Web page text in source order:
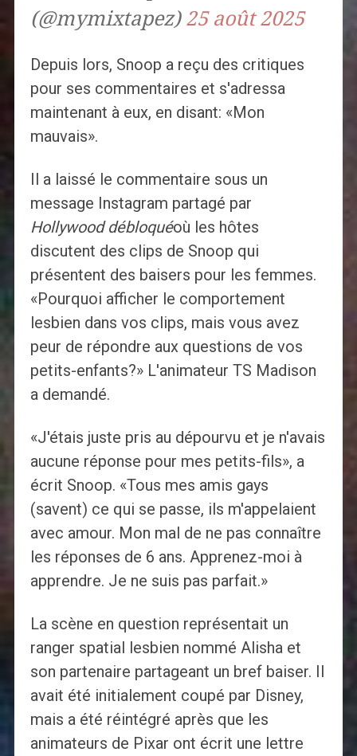
(@mymixtapez) 25 août 2025
Depuis lors, Snoop a reçu des critiques
pour ses commentaires et s'adressa
maintenant à eux, en disant: «Mon
mauvais».
Il a laissé le commentaire sous un
message Instagram partagé par
Hollywood débloquéoù les hôtes
discutent des clips de Snoop qui
présentent des baisers pour les femmes.
«Pourquoi afficher le comportement
lesbien dans vos clips, mais vous avez
peur de répondre aux questions de vos
petits-enfants?» L'animateur TS Madison
a demandé.
«J'étais juste pris au dépourvu et je n'avais
aucune réponse pour mes petits-fils», a
écrit Snoop. «Tous mes amis gays
(savent) ce qui se passe, ils m'appelaient
avec amour. Mon mal de ne pas connaître
les réponses de 6 ans. Apprenez-moi à
apprendre. Je ne suis pas parfait.»
La scène en question représentait un
ranger spatial lesbien nommé Alisha et
son partenaire partageant un bref baiser. Il
avait été initialement coupé par Disney,
mais a été réintégré après que les
animateurs de Pixar ont écrit une lettre